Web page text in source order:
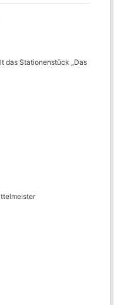
das Stationenstück „Das